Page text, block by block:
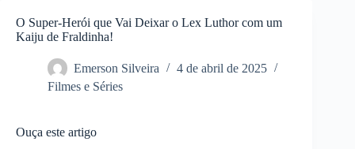
O Super-Herói que Vai Deixar o Lex Luthor com um
Kaiju de Fraldinha!
Emerson Silveira
4 de abril de 2025
Filmes e Séries
Ouça este artigo